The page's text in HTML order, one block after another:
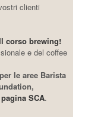
clienti
corso brewing!
e del coffee
le aree Barista
pagina SCA.